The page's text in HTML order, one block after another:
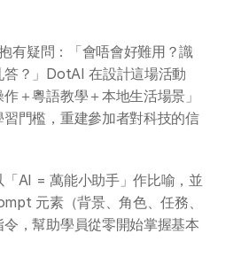
有疑問：「會唔會好難用？識
答？」DotAI 在設計這場活動
＋粵語教學＋本地生活場景」
門檻，重建參加者對科技的信
AI = 萬能小助手」作比喻，並
元素（背景、角色、任務、
，幫助學員從零開始掌握基本
全年 AI 學習通行證
時
實戰訓練營